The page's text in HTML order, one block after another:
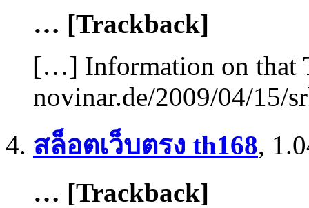
… [Trackback]
[…] Information on that
novinar.de/2009/04/
สล็อตเว็บตรง th168,
… [Trackback]